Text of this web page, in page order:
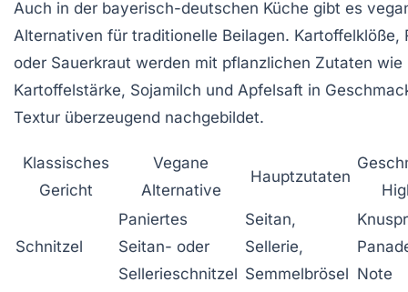
Auch in der bayerisch-deutschen Küche gibt es
Alternativen für traditionelle Beilagen. Kartoffelklöße,
oder Sauerkraut werden mit pflanzlichen Zutaten wie
Kartoffelstärke, Sojamilch und Apfelsaft in
Textur überzeugend nachgebildet.
Klassisches
Gericht
Vegane
Alternative
Hauptzutaten
Schnitzel
Paniertes
Seitan- oder
Sellerieschnitzel
Seitan,
Sellerie,
Semmelbrösel Note